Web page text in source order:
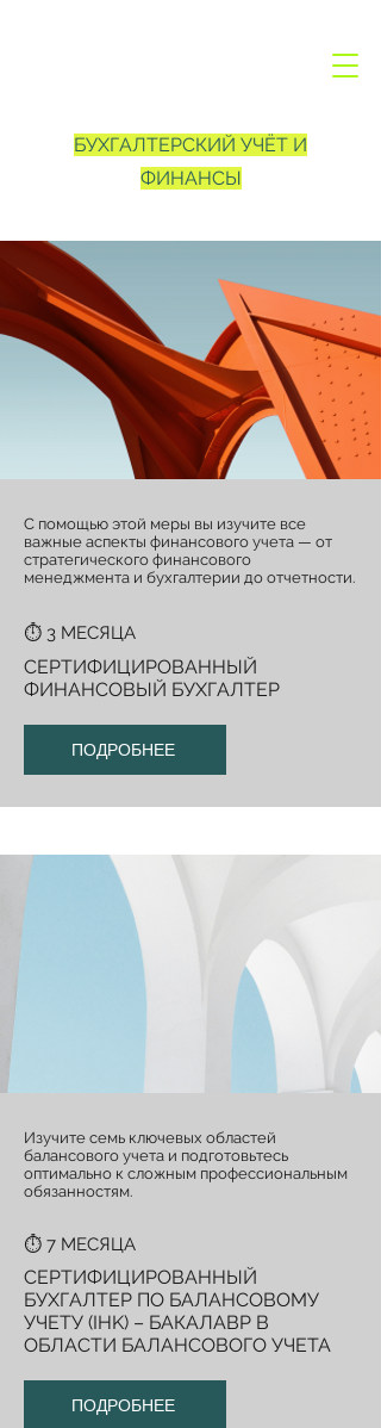
БУХГАЛТЕРСКИЙ УЧЁТ И
ФИНАНСЫ
С помощью этой меры вы изучите все
важные аспекты финансового учета — от
стратегического финансового
менеджмента и бухгалтерии до отчетности.
⏱️ 3 МЕСЯЦА
СЕРТИФИЦИРОВАННЫЙ
ФИНАНСОВЫЙ БУХГАЛТЕР
ПОДРОБНЕЕ
Изучите семь ключевых областей
балансового учета и подготовьтесь
оптимально к сложным профессиональным
обязанностям.
⏱️ 7 МЕСЯЦА
СЕРТИФИЦИРОВАННЫЙ
БУХГАЛТЕР ПО БАЛАНСОВОМУ
УЧЕТУ (IHK) – БАКАЛАВР В
ОБЛАСТИ БАЛАНСОВОГО УЧЕТА
ПОДРОБНЕЕ